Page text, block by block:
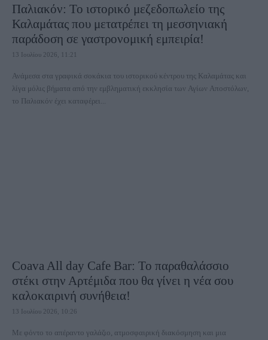
Παλιακόν: Το ιστορικό μεζεδοπωλείο της
Καλαμάτας που μετατρέπει τη μεσσηνιακή
παράδοση σε γαστρονομική εμπειρία!
13 Ιουλίου 2026, 11:21
Ανάμεσα στα γραφικά σοκάκια του ιστορικού κέντρου της Καλαμάτας και
λίγα μόλις βήματα από την εμβληματική εκκλησία των Αγίων Αποστόλων,
το Παλιακόν έχει καταφέρει...
Coava All day Cafe Bar: Το παραθαλάσσιο
στέκι στην Αρτέμιδα που θα γίνει η νέα σου
καλοκαιρινή συνήθεια!
13 Ιουλίου 2026, 10:26
Με φόντο το απέραντο γαλάζιο, ατμοσφαιρική διακόσμηση και μια